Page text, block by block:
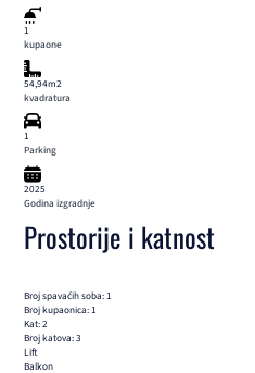
1
kupaone
54,94m2
kvadratura
1
Parking
2025
Godina izgradnje
Prostorije i katnost
Broj spavaćih soba: 1
Broj kupaonica: 1
Kat: 2
Broj katova: 3
Lift
Balkon